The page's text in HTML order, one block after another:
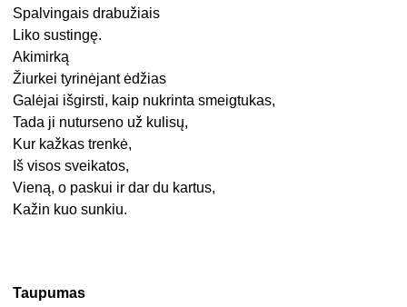
Spalvingais drabužiais
Liko sustingę.
Akimirką
Žiurkei tyrinėjant ėdžias
Galėjai išgirsti, kaip nukrinta smeigtukas,
Tada ji nuturseno už kulisų,
Kur kažkas trenkė,
Iš visos sveikatos,
Vieną, o paskui ir dar du kartus,
Kažin kuo sunkiu.
Taupumas